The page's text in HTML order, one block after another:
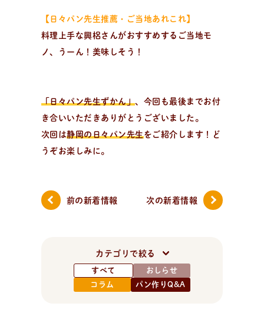
【日々パン先生推薦・ご当地あれこれ】
料理上手な興梠さんがおすすめするご当地モ
ノ、うーん！美味しそう！
「日々パン先生ずかん」、今回も最後までお付
き合いいただきありがとうございました。
次回は静岡の日々パン先生をご紹介します！ど
うぞお楽しみに。
前の新着情報 次の新着情報
カテゴリで絞る
すべて
おしらせ
コラム
パン作りQ&A